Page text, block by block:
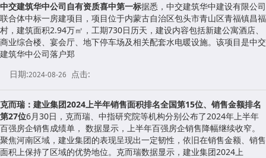
中交建筑华中公司自有资质喜中第一标据悉，中交建筑华中建设有限公司
联合体中标一房建项目，项目位于内蒙古自治区包头市青山区青福镇昌福
村，建筑面积2.94万㎡，工期730日历天，建设内容包括新建公寓酒店、
商业综合楼、宴会厅、地下停车场及相关配套水电暖设施。该项目是中交
建筑华中公司落户郑
日期:2024-08-26 点击:
克而瑞：建业集团2024上半年销售面积排名全国第15位、销售金额排名
第27位6月30日，克而瑞、中指研究院等机构分别公布了2024年上半年
百强房企销售成绩单， 数据显示，上半年百强房企销售降幅继续收窄。
聚焦河南区域，建业集团的表现呈现出一定韧性，依旧在销售金额、销售
面积上保持了区域的优势地位。克而瑞数据显示，建业集团2024上